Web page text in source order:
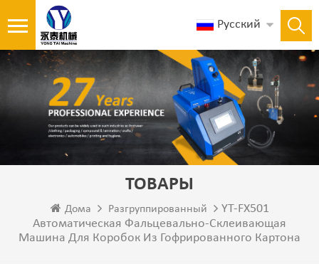
Русский
ТОВАРЫ
Дома Разгруппированный
YT-FX501
Автоматическая Фальцевально-Склеивающая
Машина Для Коробок Из Гофрированного Картона